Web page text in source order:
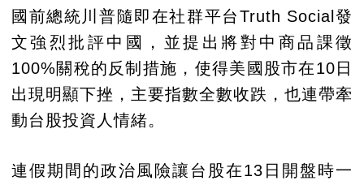
國前總統川普隨即在社群平台Truth Social發
文強烈批評中國，並提出將對中商品課徵
100%關稅的反制措施，使得美國股市在10日
出現明顯下挫，主要指數全數收跌，也連帶牽
動台股投資人情緒。
連假期間的政治風險讓台股在13日開盤時一